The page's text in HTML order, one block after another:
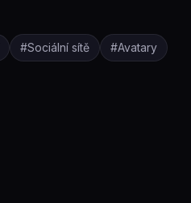
#Sociální sítě #Avatary